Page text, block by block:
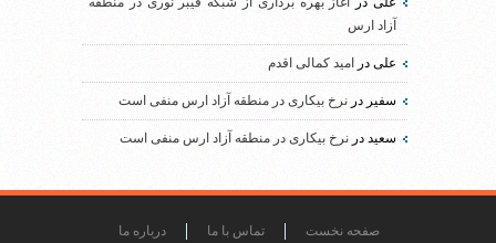
آزاد ارس
علی در امید کمالی اقدم
سفیر در نرخ بیکاری در منطقه آزاد ارس منفی است
سعید در نرخ بیکاری در منطقه آزاد ارس منفی است
صفحه نخست تماس با ما درباره ما